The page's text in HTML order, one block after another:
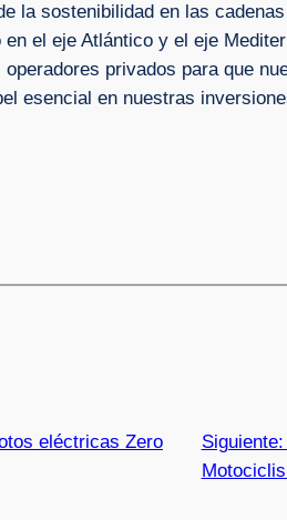
la sostenibilidad en las
el eje Atlántico y el eje
privados para que
esencial en nuestras
eléctricas Zero
Siguiente: